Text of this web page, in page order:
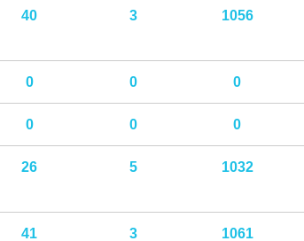
40 3 1056
0 0 0
0 0 0
26 5 1032
41 3 1061